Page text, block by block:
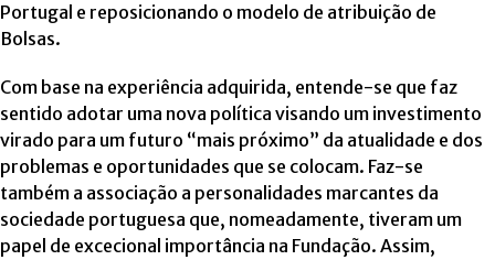
Portugal e reposicionando o modelo de atribuição de
Bolsas.
Com base na experiência adquirida, entende-se que faz
sentido adotar uma nova política visando um investimento
virado para um futuro “mais próximo” da atualidade e dos
problemas e oportunidades que se colocam. Faz-se
também a associação a personalidades marcantes da
sociedade portuguesa que, nomeadamente, tiveram um
papel de excecional importância na Fundação. Assim,